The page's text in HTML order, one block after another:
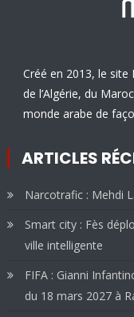
Créé en 2013, le site
de l’Algérie, du
monde arabe de
ARTICLES
Narcotrafic : Mehdi
Smart city : Fès
ville intelligente
FIFA : Gianni
du 18 mars 2027 à